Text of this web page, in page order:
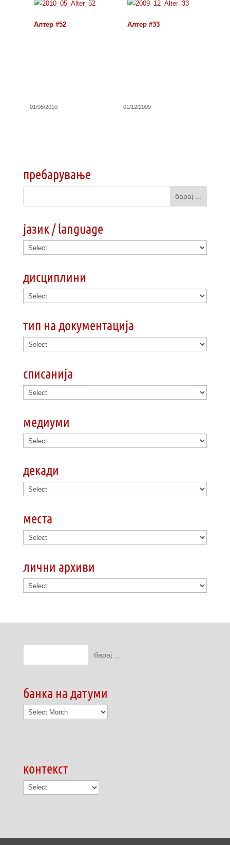
Алтер #52
01/05/2010
Алтер #33
01/12/2009
пребарување
јазик / language
дисциплини
тип на документација
списанија
медиуми
декади
места
лични архиви
банка на датуми
банка
на
контекст